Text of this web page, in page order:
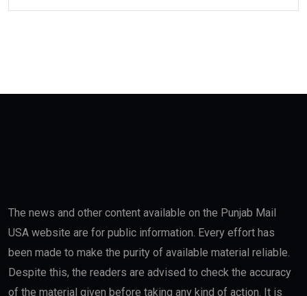
The news and other content available on the Punjab Mail
USA website are for public information. Every effort has
been made to make the purity of available material reliable.
Despite this, the readers are advised to check the accuracy
of the material given before taking any kind of action. It is